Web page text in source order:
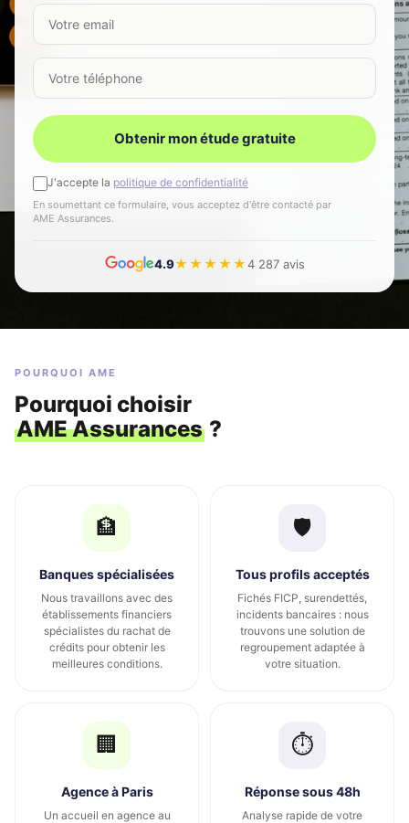
Votre email
Votre téléphone
Obtenir mon étude gratuite
J'accepte la politique de confidentialité
En soumettant ce formulaire, vous acceptez d'être contacté par
AME Assurances.
4.9★★★★★4 287 avis
POURQUOI AME
Pourquoi choisir
AME Assurances ?
🏦
Banques spécialisées
Nous travaillons avec des
établissements financiers
spécialistes du rachat de
crédits pour obtenir les
meilleures conditions.
🛡️
Tous profils acceptés
Fichés FICP, surendettés,
incidents bancaires : nous
trouvons une solution de
regroupement adaptée à
votre situation.
🏢
Agence à Paris
Un accueil en agence au
⏱️
Réponse sous 48h
Analyse rapide de votre